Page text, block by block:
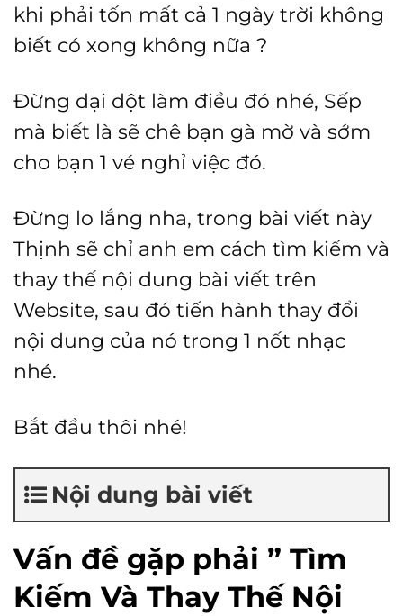
khi phải tốn mất cả 1 ngày trời không
biết có xong không nữa ?
Đừng dại dột làm điều đó nhé, Sếp
mà biết là sẽ chê bạn gà mờ và sớm
cho bạn 1 vé nghỉ việc đó.
Đừng lo lắng nha, trong bài viết này
Thịnh sẽ chỉ anh em cách tìm kiếm và
thay thế nội dung bài viết trên
Website, sau đó tiến hành thay đổi
nội dung của nó trong 1 nốt nhạc
nhé.
Bắt đầu thôi nhé!
Nội dung bài viết
Vấn đề gặp phải ” Tìm
Kiếm Và Thay Thế Nội